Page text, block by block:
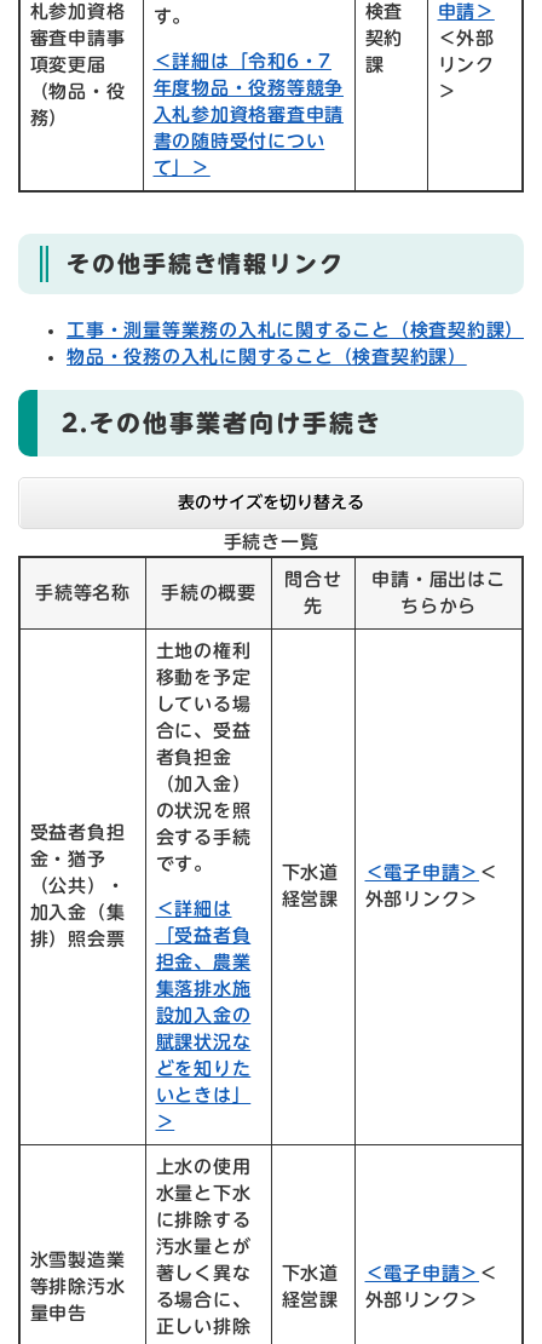
札参加資格
審査申請事
項変更届
（物品・役
務）
す。
＜詳細は「令和6・7
年度物品・役務等競争
入札参加資格審査申請
書の随時受付につい
て」＞
検査
契約
課
申請＞
＜外部
リンク
＞
その他手続き情報リンク
工事・測量等業務の入札に関すること（検査契約課）
物品・役務の入札に関すること（検査契約課）
2.その他事業者向け手続き
表のサイズを切り替える
手続き一覧
手続等名称 手続の概要
問合せ
先
申請・届出はこ
ちらから
受益者負担
金・猶予
（公共）・
加入金（集
排）照会票
土地の権利
移動を予定
している場
合に、受益
者負担金
（加入金）
の状況を照
会する手続
です。
＜詳細は
「受益者負
担金、農業
集落排水施
設加入金の
賦課状況な
どを知りた
いときは」
＞
下水道
経営課
＜電子申請＞ ＜
外部リンク＞
氷雪製造業
等排除汚水
量申告
上水の使用
水量と下水
に排除する
汚水量とが
著しく異な
る場合に、
正しい排除
下水道
経営課
＜電子申請＞ ＜
外部リンク＞